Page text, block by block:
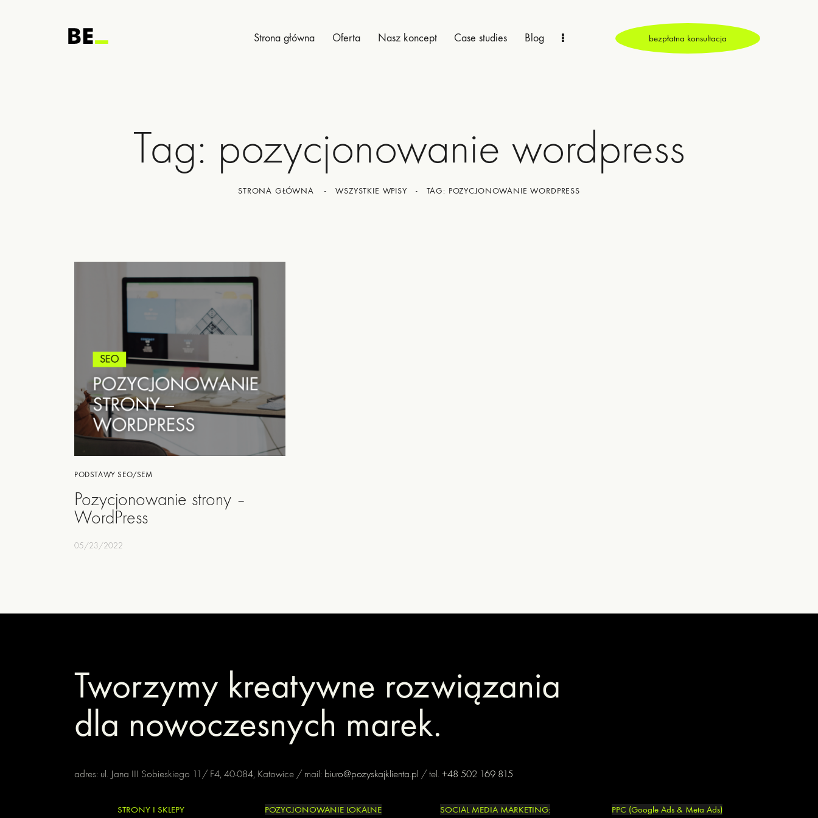
Strona główna Oferta Nasz koncept Case studies Blog bezpłatna konsultacja
Tag: pozycjonowanie wordpress
WSZYSTKIE WPISY TAG: POZYCJONOWANIE WORDPRESS
PODSTAWY SEO/SEM
Pozycjonowanie strony –
WordPress
05/23/2022
Tworzymy kreatywne rozwiązania
dla nowoczesnych marek.
adres: ul. Jana III Sobieskiego 11/ F4, 40-084, Katowice / mail: biuro@pozyskajklienta.pl / tel. +48 502 169 815
STRONY I SKLEPY POZYCJONOWANIE LOKALNE SOCIAL MEDIA MARKETING: PPC (Google Ads & Meta Ads)